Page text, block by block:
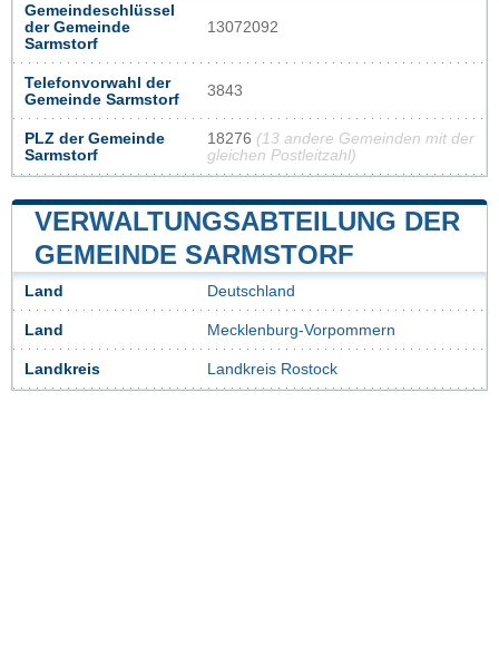
Gemeindeschlüssel
der Gemeinde
Sarmstorf
13072092
Telefonvorwahl der
Gemeinde Sarmstorf
3843
PLZ der Gemeinde
Sarmstorf
18276 (13 andere Gemeinden mit der
gleichen Postleitzahl)
VERWALTUNGSABTEILUNG DER
GEMEINDE SARMSTORF
Land Deutschland
Land Mecklenburg-Vorpommern
Landkreis Landkreis Rostock